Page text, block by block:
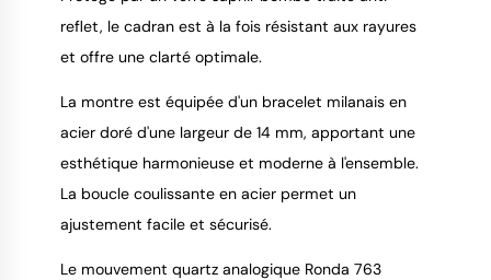
reflet, le cadran est à la fois résistant aux rayures
et offre une clarté optimale.
La montre est équipée d'un bracelet milanais en
acier doré d'une largeur de 14 mm, apportant une
esthétique harmonieuse et moderne à l'ensemble.
La boucle coulissante en acier permet un
ajustement facile et sécurisé.
Le mouvement quartz analogique Ronda 763